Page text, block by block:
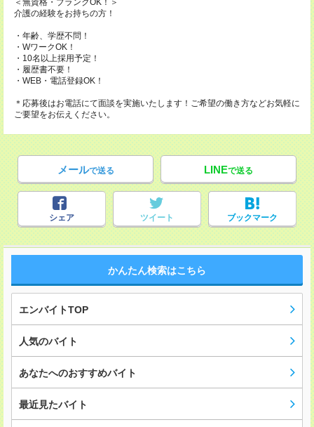
＜無資格・ブランクOK！＞
介護の経験をお持ちの方！
・年齢、学歴不問！
・WワークOK！
・10名以上採用予定！
・履歴書不要！
・WEB・電話登録OK！
＊応募後はお電話にて面談を実施いたします！ご希望の働き方などお気軽に
ご要望をお伝えください。
メールで送る LINEで送る
シェア ツイート ブックマーク
かんたん検索はこちら
エンバイトTOP
人気のバイト
あなたへのおすすめバイト
最近見たバイト